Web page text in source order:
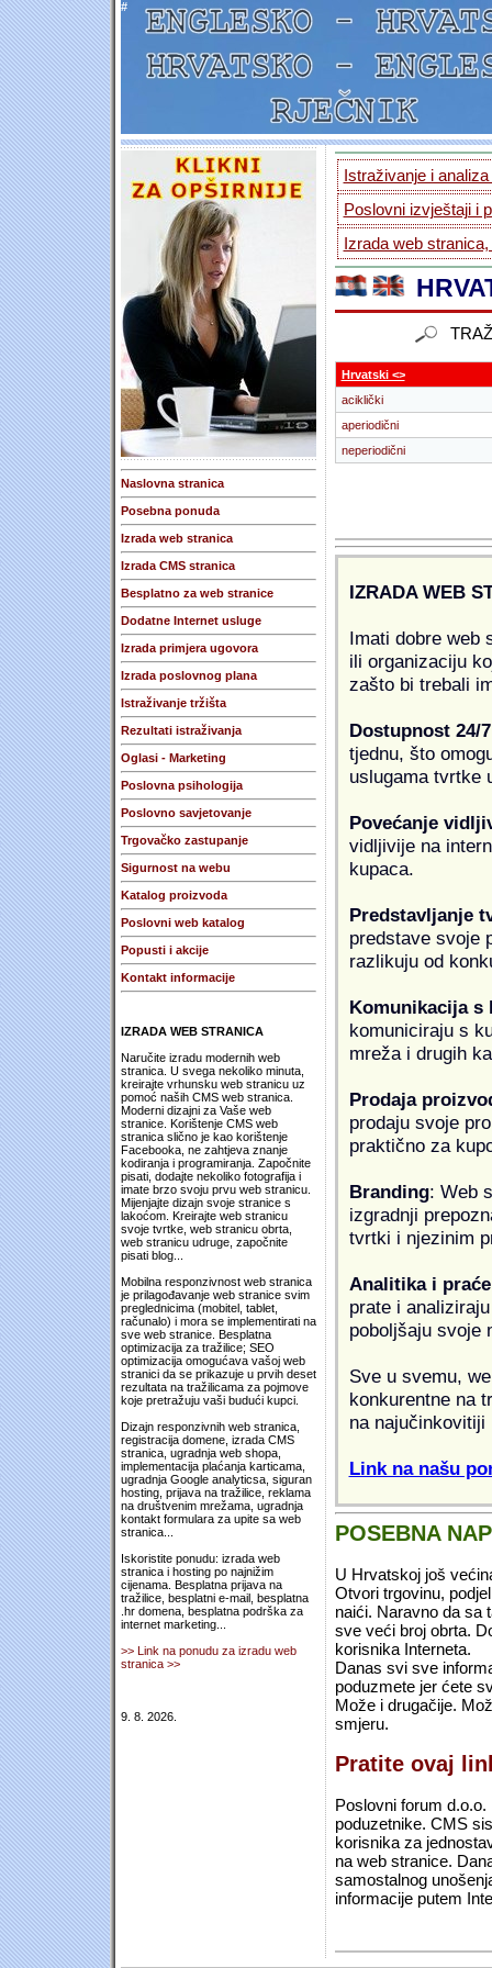
#
Naslovna stranica
Posebna ponuda
Izrada web stranica
Izrada CMS stranica
Besplatno za web stranice
Dodatne Internet usluge
Izrada primjera ugovora
Izrada poslovnog plana
Istraživanje tržišta
Rezultati istraživanja
Oglasi - Marketing
Poslovna psihologija
Poslovno savjetovanje
Trgovačko zastupanje
Sigurnost na webu
Katalog proizvoda
Poslovni web katalog
Popusti i akcije
Kontakt informacije
IZRADA WEB STRANICA
Naručite izradu modernih web
stranica. U svega nekoliko minuta,
kreirajte vrhunsku web stranicu uz
pomoć naših CMS web stranica.
Moderni dizajni za Vaše web
stranice. Korištenje CMS web
stranica slično je kao korištenje
Facebooka, ne zahtjeva znanje
kodiranja i programiranja. Započnite
pisati, dodajte nekoliko fotografija i
imate brzo svoju prvu web stranicu.
Mijenjajte dizajn svoje stranice s
lakoćom. Kreirajte web stranicu
svoje tvrtke, web stranicu obrta,
web stranicu udruge, započnite
pisati blog...
Mobilna responzivnost web stranica
je prilagođavanje web stranice svim
preglednicima (mobitel, tablet,
računalo) i mora se implementirati na
sve web stranice. Besplatna
optimizacija za tražilice; SEO
optimizacija omogućava vašoj web
stranici da se prikazuje u prvih deset
rezultata na tražilicama za pojmove
koje pretražuju vaši budući kupci.
Dizajn responzivnih web stranica,
registracija domene, izrada CMS
stranica, ugradnja web shopa,
implementacija plaćanja karticama,
ugradnja Google analyticsa, siguran
hosting, prijava na tražilice, reklama
na društvenim mrežama, ugradnja
kontakt formulara za upite sa web
stranica...
Iskoristite ponudu: izrada web
stranica i hosting po najnižim
cijenama. Besplatna prijava na
tražilice, besplatni e-mail, besplatna
.hr domena, besplatna podrška za
internet marketing...
>> Link na ponudu za izradu web
stranica >>
9. 8. 2026.
Istraživanje i
Poslovni izvještaji i
Izrada web
Hrvatski <>
aciklički
aperiodični
neperiodični
IZRADA WEB
Imati dobre web
ili organizaciju
zašto bi trebali
Dostupnost 24/7
tjednu, što
uslugama tvrtke
Povećanje
vidljivije na
kupaca.
Predstavljanje
predstave svoje
razlikuju od
Komunikacija s
komuniciraju s
mreža i drugih
Prodaja
prodaju svoje
praktično za
Branding: Web
izgradnji
tvrtki i njezinim
Analitika i
prate i
poboljšaju svoje
Sve u svemu,
konkurentne na
na najučinkovitiji
Link na našu
POSEBNA
U Hrvatskoj još
Otvori trgovinu,
naići. Naravno da sa
sve veći broj obrta.
korisnika Interneta.
Danas svi sve
poduzmete jer ćete
Može i drugačije.
smjeru.
Pratite ovaj
Poslovni forum
poduzetnike. CMS
korisnika za
na web stranice.
samostalnog
informacije putem